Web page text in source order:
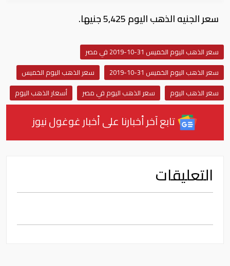
سعر الجنيه الذهب اليوم 5,425 جنيها.
سعر الذهب اليوم الخميس 31-10-2019 في مصر
سعر الذهب اليوم الخميس 31-10-2019
سعر الذهب اليوم الخميس
سعر الذهب اليوم
سعر الذهب اليوم في مصر أسعار الذهب اليوم
تابع آخر أخبارنا على أخبار غوغول نيوز
التعليقات